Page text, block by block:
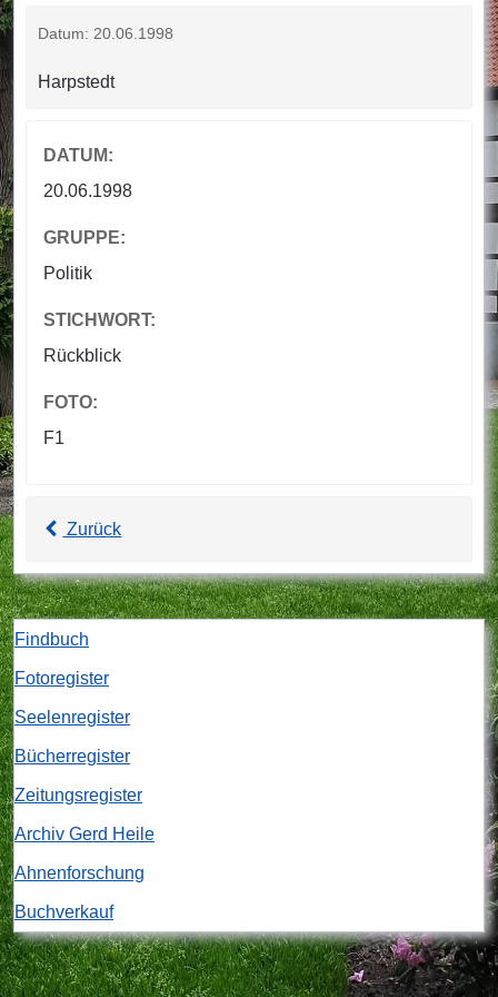
Datum: 20.06.1998
Harpstedt
DATUM:
20.06.1998
GRUPPE:
Politik
STICHWORT:
Rückblick
FOTO:
F1
Zurück
Findbuch
Fotoregister
Seelenregister
Bücherregister
Zeitungsregister
Archiv Gerd Heile
Ahnenforschung
Buchverkauf